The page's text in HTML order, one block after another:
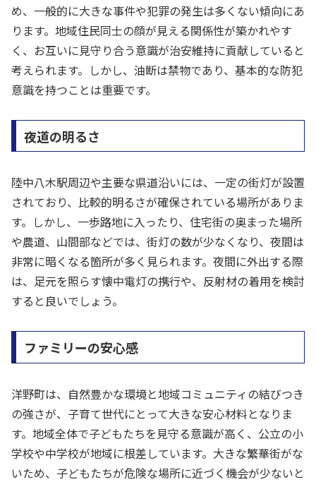
め、一般的に大きな事件や犯罪の発生は多くない傾向にあ
ります。地域住民同士の顔が見える関係性が築かれやす
く、お互いに見守り合う意識が治安維持に貢献していると
考えられます。しかし、油断は禁物であり、基本的な防犯
意識を持つことは重要です。
夜道の明るさ
陸中八木駅周辺や主要な県道沿いには、一定の街灯が設置
されており、比較的明るさが確保されている場所がありま
す。しかし、一歩路地に入ったり、住宅街の奥まった場所
や農道、山間部などでは、街灯の数が少なくなり、夜間は
非常に暗くなる箇所が多く見られます。夜間に外出する際
は、足元を照らす懐中電灯の携行や、反射材の着用を検討
すると良いでしょう。
ファミリーの安心感
洋野町は、自然豊かな環境と地域コミュニティの結びつき
の強さが、子育て世代にとって大きな安心材料となりま
す。地域全体で子どもたちを見守る意識が高く、公立の小
学校や中学校が地域に根差しています。大きな繁華街がな
いため、子どもたちが危険な場所に近づく機会が少ないと